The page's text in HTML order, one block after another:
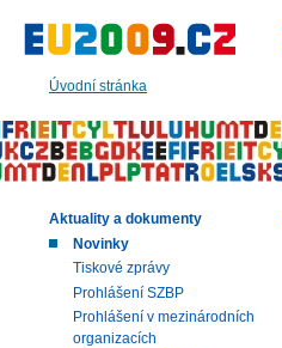
Úvodní stránka
hlavní
|
navigaci
|
vyhledávání
Aktuality a dokumenty
Novinky
Tiskové zprávy
Prohlášení SZBP
Prohlášení v mezinárodních
organizacích